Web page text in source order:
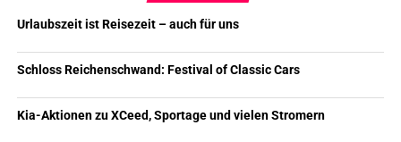
Urlaubszeit ist Reisezeit – auch für uns
Schloss Reichenschwand: Festival of Classic Cars
Kia-Aktionen zu XCeed, Sportage und vielen Stromern